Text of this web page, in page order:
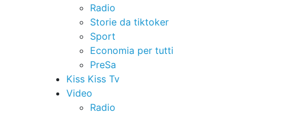
Radio
Storie da tiktoker
Sport
Economia per tutti
PreSa
Kiss Kiss Tv
Video
Radio